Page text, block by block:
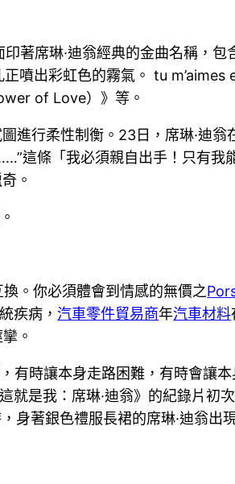
著席琳·迪翁經典的金曲名稱，包
噴出彩虹色的霧氣。 tu m’aimes
of Love）》等。
進行柔性制衡。23日，席琳·迪翁
這條「我必須親自出手！只有我
。
。你必須體會到情感的無價之
疾病，汽車零件貿易商年汽車材料
。
有時讓本身走路困難，有時會讓
就是我：席琳·迪翁》的紀錄片初
身著銀色禮服長裙的席琳·迪翁出